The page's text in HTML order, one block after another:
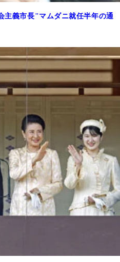
主義市長"マムダニ就任半年の通